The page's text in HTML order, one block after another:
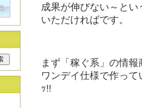
成果が伸びない～と
いただければです。
まず「稼ぐ系」の情
ワンデイ仕様で作っ
ｯ!!